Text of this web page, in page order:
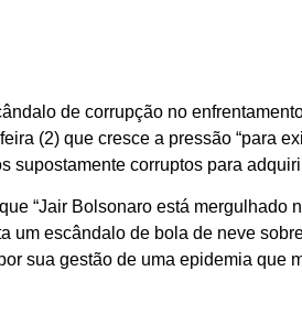
de corrupção no
(2) que cresce a pressão “para
corruptos para
“Jair Bolsonaro está mergulhado
um escândalo de bola de neve
sua gestão de uma epidemia que